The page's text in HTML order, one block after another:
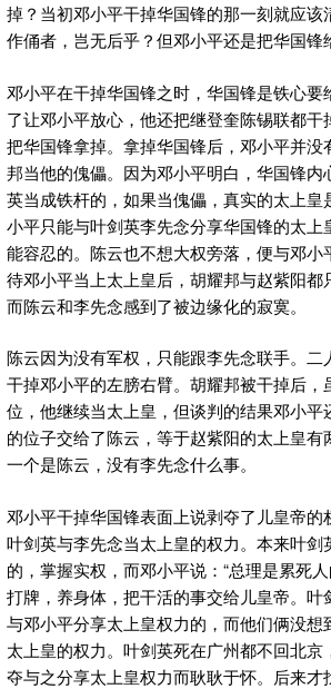
掉？当初邓小平干掉华国锋的那一刻就应该
作俑者，岂无后乎？但邓小平还是把华国锋
邓小平在干掉华国锋之时，华国锋是铁心要
了让邓小平放心，他还把继登奎陈锡联都
把华国锋拿掉。拿掉华国锋后，邓小平并没
邦当他的傀儡。因为邓小平明白，华国锋内
英当成铁杆的，如果当傀儡，真实的太上皇
小平只能与叶剑英李先念分享华国锋的太上
能容忍的。陈云也不想大权旁落，便与邓小
待邓小平当上太上皇后，胡耀邦与赵紫阳都
而陈云和李先念感到了被边缘化的寂寞。
陈云因为没有军权，只能跟李先念联手。二
干掉邓小平的左膀右臂。胡耀邦被干掉后，
位，他继续当太上皇，但谈判的结果邓小平
的位子交给了陈云，等于赵紫阳的太上皇有
一个是陈云，没有李先念什么事。
邓小平干掉华国锋表面上说剥夺了儿皇帝的
叶剑英与李先念当太上皇的权力。本来叶剑
的，掌握实权，而邓小平说：“总理是累死
打牌，养身体，把干活的事交给儿皇帝。叶
与邓小平分享太上皇权力的，而他们俩没想
太上皇的权力。叶剑英死在广州都不回北
夺与之分享太上皇权力而耿耿于怀。后来才